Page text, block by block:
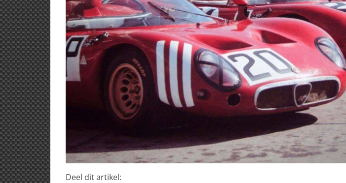
Deel dit artikel: